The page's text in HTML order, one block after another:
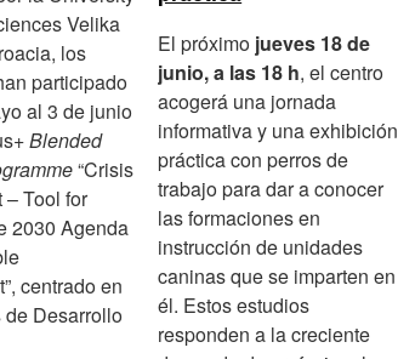
Velika
los
participado
al 3 de junio
Blended
“Crisis
Tool for
2030 Agenda
centrado en
Desarrollo
El próximo jueves 18 de
junio, a las 18 h, el centro
acogerá una jornada
informativa y una exhibición
práctica con perros de
trabajo para dar a conocer
las formaciones en
instrucción de unidades
caninas que se imparten en
él. Estos estudios
responden a la creciente